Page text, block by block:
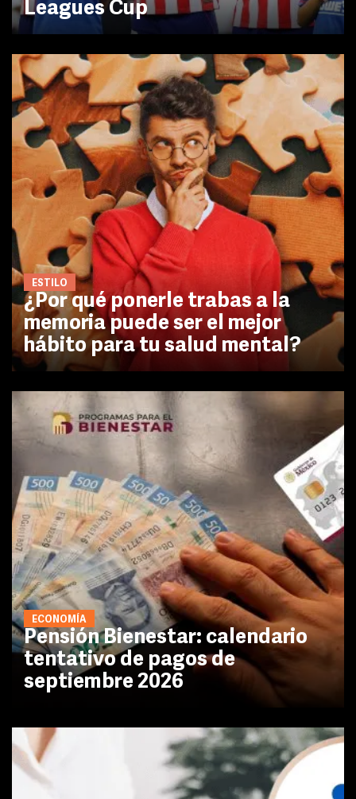
Leagues Cup
ESTILO
¿Por qué ponerle trabas a la
memoria puede ser el mejor
hábito para tu salud mental?
ECONOMÍA
Pensión Bienestar: calendario
tentativo de pagos de
septiembre 2026